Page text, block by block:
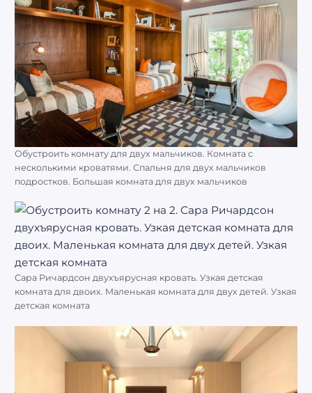
Обустроить комнату для двух мальчиков. Комната с
несколькими кроватями. Спальня для двух мальчиков
подростков. Большая комната для двух мальчиков
Сара Ричардсон двухъярусная кровать. Узкая детская
комната для двоих. Маленькая комната для двух детей. Узкая
детская комната